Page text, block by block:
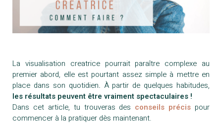
La visualisation creatrice pourrait paraître complexe au
premier abord, elle est pourtant assez simple à mettre en
place dans son quotidien. À partir de quelques habitudes,
les résultats peuvent être vraiment spectaculaires !
Dans cet article, tu trouveras des conseils précis pour
commencer à la pratiquer dès maintenant.